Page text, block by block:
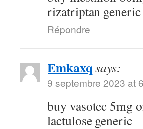
rizatriptan generic
Répondre
Emkaxq says:
9 septembre 2023 at
buy vasotec 5mg
lactulose generic